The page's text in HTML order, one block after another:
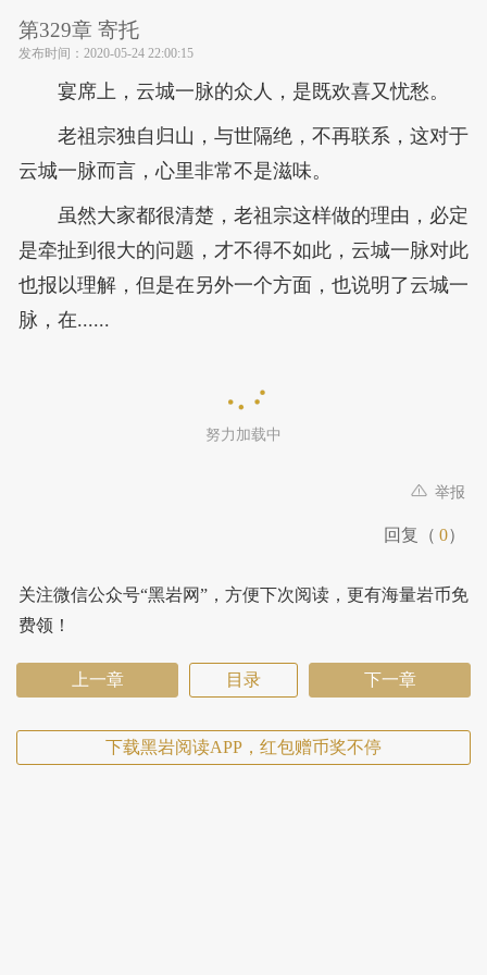
第329章 寄托
发布时间： 2020-05-24 22:00:15
宴席上，云城一脉的众人，是既欢喜又忧愁。
老祖宗独自归山，与世隔绝，不再联系，这对于
云城一脉而言，心里非常不是滋味。
虽然大家都很清楚，老祖宗这样做的理由，必定
是牵扯到很大的问题，才不得不如此，云城一脉对此
也报以理解，但是在另外一个方面，也说明了云城一
脉，在......
努力加载中
举报
回复（ 0）
关注微信公众号“黑岩网”，方便下次阅读，更有海量岩币免
费领！
上一章 目录 下一章
下载黑岩阅读APP，红包赠币奖不停